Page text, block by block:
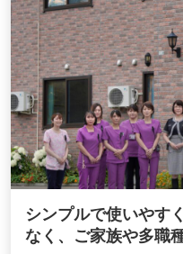
シンプルで使いやす
なく、ご家族や多職